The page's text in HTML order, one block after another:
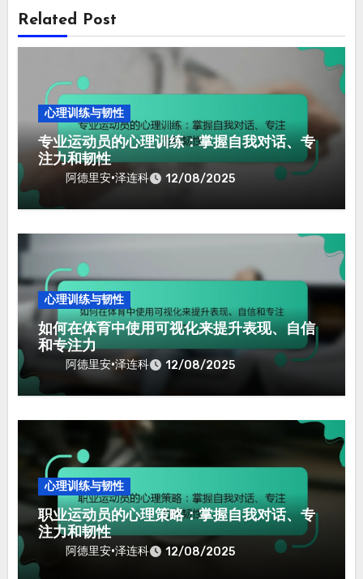
Related Post
心理训练与韧性
专业运动员的心理训练：掌握自我对话、专
注力和韧性
阿德里安·泽连科 12/08/2025
心理训练与韧性
如何在体育中使用可视化来提升表现、自信
和专注力
阿德里安·泽连科 12/08/2025
心理训练与韧性
职业运动员的心理策略：掌握自我对话、专
注力和韧性
阿德里安·泽连科 12/08/2025